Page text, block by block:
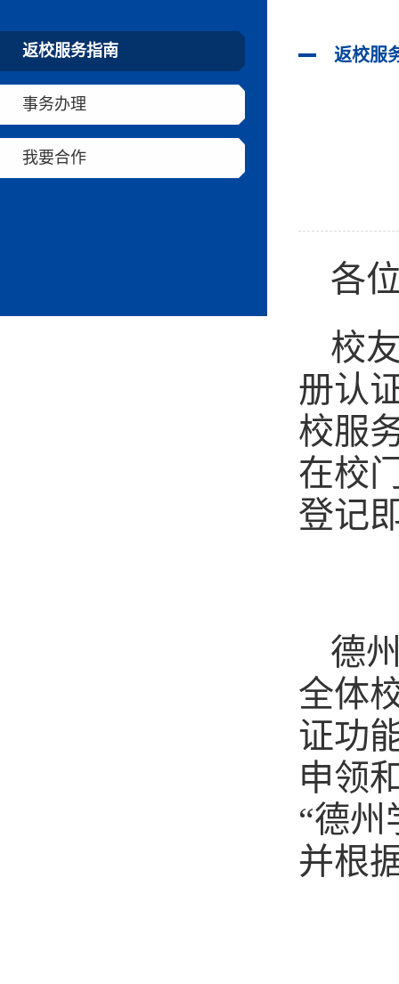
返校服务指南
事务办理
我要合作
返校服
各
校
册认
校服
在校
登记
德
全体
证功
申领
“德州
并根